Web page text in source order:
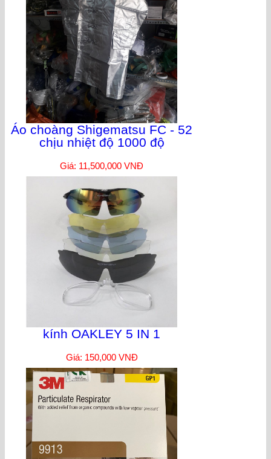
Áo choàng Shigematsu FC - 52
chịu nhiệt độ 1000 độ
Giá: 11,500,000 VNĐ
kính OAKLEY 5 IN 1
Giá: 150,000 VNĐ